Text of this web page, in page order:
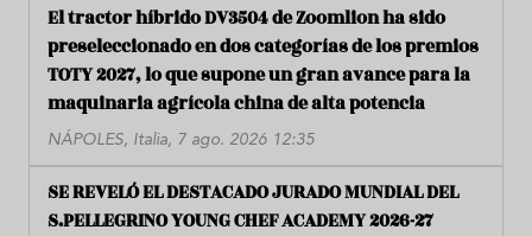
El tractor híbrido DV3504 de Zoomlion ha sido
preseleccionado en dos categorías de los premios
TOTY 2027, lo que supone un gran avance para la
maquinaria agrícola china de alta potencia
NÁPOLES, Italia, 7 ago. 2026 12:35
SE REVELÓ EL DESTACADO JURADO MUNDIAL DEL
S.PELLEGRINO YOUNG CHEF ACADEMY 2026-27